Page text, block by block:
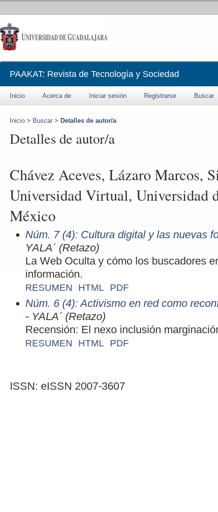
PAAKAT: Revista de Tecnología y Sociedad
Inicio Acerca de Iniciar sesión Registrarse Buscar
Inicio > Buscar > Detalles de autor/a
Detalles de autor/a
Chávez Aceves, Lázaro Marcos,
Universidad Virtual, Universidad
México
Núm. 7 (4): Cultura digital y las nuevas
YALA´ (Retazo)
La Web Oculta y cómo los buscadores
información.
RESUMEN HTML PDF
Núm. 6 (4): Activismo en red como
- YALA´ (Retazo)
Recensión: El nexo inclusión
RESUMEN HTML PDF
ISSN: eISSN 2007-3607